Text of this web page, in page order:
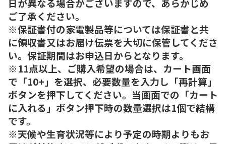
日が異なる場合がございますので、あらかじめ
ご了承ください。
※保証書付の家電製品等については保証書と共
に領収書又はお届け伝票を大切に保管してくださ
い。保証期間はお申込日からとなります。
※11点以上、ご購入希望の場合は、カート画面
で「10+」を選択、必要数量を入力し「再計算」
ボタンを押下してください。当画面での「カート
に入れる」ボタン押下時の数量選択は1個で結構
です。
※天候や生育状況等により予定の時期よりもお